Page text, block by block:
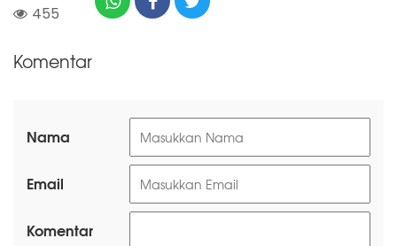
455
Komentar
Nama
Email
Komentar